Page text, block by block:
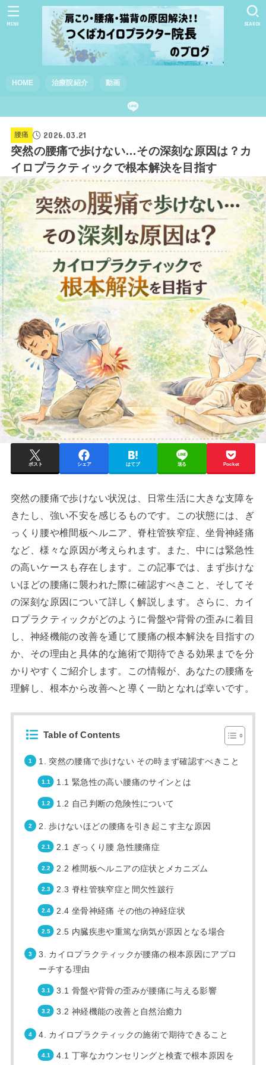
HOME 治療院紹介 動画
SEARCH
MENU
腰痛 2026.03.21
突然の腰痛で歩けない…その深刻な原因は？カ
イロプラクティックで根本解決を目指す
ポスト シェア はてブ 送る Pocket
突然の腰痛で歩けない状況は、日常生活に大きな支障を
きたし、強い不安を感じるものです。この状態には、ぎ
っくり腰や椎間板ヘルニア、脊柱管狭窄症、坐骨神経痛
など、様々な原因が考えられます。また、中には緊急性
の高いケースも存在します。この記事では、まず歩けな
いほどの腰痛に襲われた際に確認すべきこと、そしてそ
の深刻な原因について詳しく解説します。さらに、カイ
ロプラクティックがどのように骨盤や背骨の歪みに着目
し、神経機能の改善を通じて腰痛の根本解決を目指すの
か、その理由と具体的な施術で期待できる効果までを分
かりやすくご紹介します。この情報が、あなたの腰痛を
理解し、根本から改善へと導く一助となれば幸いです。
Table of Contents
1. 突然の腰痛で歩けない その時まず確認すべきこと
1.1 緊急性の高い腰痛のサインとは
1.2 自己判断の危険性について
2. 歩けないほどの腰痛を引き起こす主な原因
2.1 ぎっくり腰 急性腰痛症
2.2 椎間板ヘルニアの症状とメカニズム
2.3 脊柱管狭窄症と間欠性跛行
2.4 坐骨神経痛 その他の神経症状
2.5 内臓疾患や重篤な病気が原因となる場合
3. カイロプラクティックが腰痛の根本原因にアプロ
ーチする理由
3.1 骨盤や背骨の歪みが腰痛に与える影響
3.2 神経機能の改善と自然治癒力
4. カイロプラクティックの施術で期待できること
4.1 丁寧なカウンセリングと検査で根本原因を